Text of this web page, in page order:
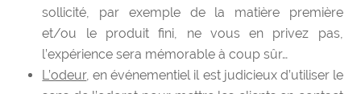
sollicité, par exemple de la matière première
et/ou le produit fini, ne vous en privez pas,
l’expérience sera mémorable à coup sûr…
L’odeur, en événementiel il est judicieux d’utiliser le